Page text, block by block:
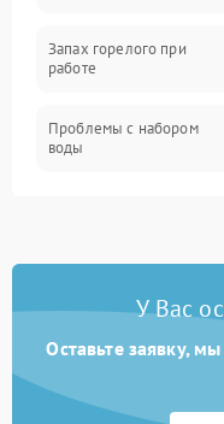
Запах горелого при
работе
Проблемы с набором
воды
Замена платы
У Вас
Оставьте заявку,